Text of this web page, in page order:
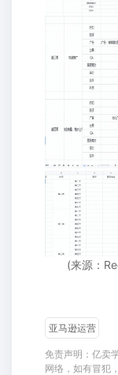
(来源：
亚马逊运营
免责声明：亿卖
网络，如有冒犯